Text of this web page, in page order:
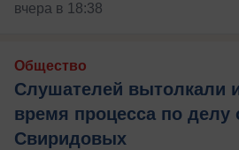
вчера в 18:38
Общество
Слушателей вытолкали
время процесса по делу
Свиридовых